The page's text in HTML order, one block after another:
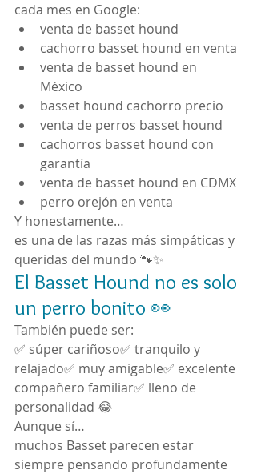
cada mes en Google:
venta de basset hound
cachorro basset hound en venta
venta de basset hound en
México
basset hound cachorro precio
venta de perros basset hound
cachorros basset hound con
garantía
venta de basset hound en CDMX
perro orejón en venta
Y honestamente…
es una de las razas más simpáticas y
queridas del mundo 🐾✨
El Basset Hound no es solo
un perro bonito 👀
También puede ser:
✅ súper cariñoso✅ tranquilo y
relajado✅ muy amigable✅ excelente
compañero familiar✅ lleno de
personalidad 😂
Aunque sí…
muchos Basset parecen estar
siempre pensando profundamente